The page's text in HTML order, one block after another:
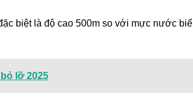
biệt là độ cao 500m so với mực nước
lỡ 2025